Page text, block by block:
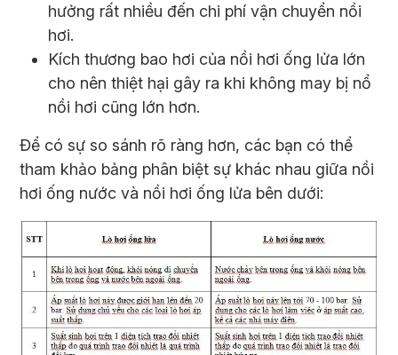
hưởng rất nhiều đến chi phí vận chuyển nồi
hơi.
Kích thương bao hơi của nồi hơi ống lửa lớn
cho nên thiệt hại gây ra khi không may bị nổ
nồi hơi cũng lớn hơn.
Để có sự so sánh rõ ràng hơn, các bạn có thể
tham khảo bảng phân biệt sự khác nhau giữa nồi
hơi ống nước và nồi hơi ống lửa bên dưới: